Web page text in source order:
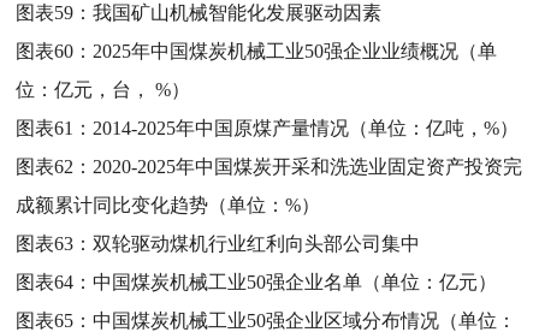
图表59：我国矿山机械智能化发展驱动因素
图表60： 2025年中国煤炭机械工业50强企业业绩概况（单
位：亿元，台， %）
图表61： 2014-2025年中国原煤产量情况（单位：亿吨，%）
图表62： 2020-2025年中国煤炭开采和洗选业固定资产投资完
成额累计同比变化趋势（单位：%）
图表63：双轮驱动煤机行业红利向头部公司集中
图表64：中国煤炭机械工业50强企业名单（单位：亿元）
图表65：中国煤炭机械工业50强企业区域分布情况（单位：